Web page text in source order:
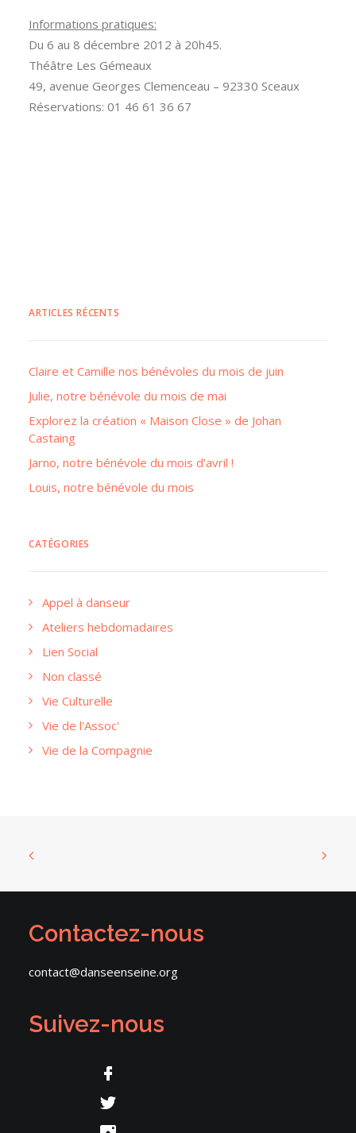
Informations pratiques:
Du 6 au 8 décembre 2012 à 20h45.
Théâtre Les Gémeaux
49, avenue Georges Clemenceau – 92330 Sceaux
Réservations: 01 46 61 36 67
ARTICLES RÉCENTS
Claire et Camille nos bénévoles du mois de juin
Julie, notre bénévole du mois de mai
Explorez la création « Maison Close » de Johan
Castaing
Jarno, notre bénévole du mois d’avril !
Louis, notre bénévole du mois
CATÉGORIES
Appel à danseur
Ateliers hebdomadaires
Lien Social
Non classé
Vie Culturelle
Vie de l'Assoc'
Vie de la Compagnie
Contactez-nous
contact@danseenseine.org
Suivez-nous